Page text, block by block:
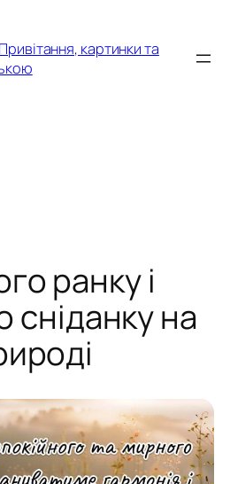
картинки та
ранку і
сніданку на